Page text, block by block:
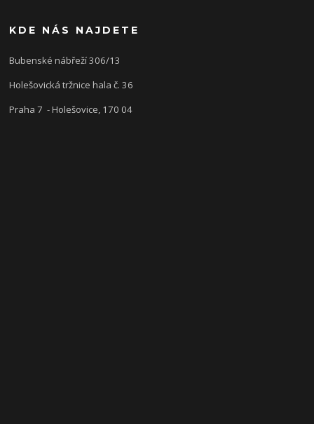
KDE NÁS NAJDETE
Bubenské nábřeží 306/13
Holešovická tržnice hala č. 36
Praha 7 - Holešovice, 170 04